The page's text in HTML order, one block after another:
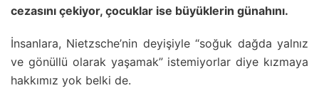
cezasını çekiyor, çocuklar ise büyüklerin günahını.
İnsanlara, Nietzsche’nin deyişiyle “soğuk dağda yalnız
ve gönüllü olarak yaşamak” istemiyorlar diye kızmaya
hakkımız yok belki de.